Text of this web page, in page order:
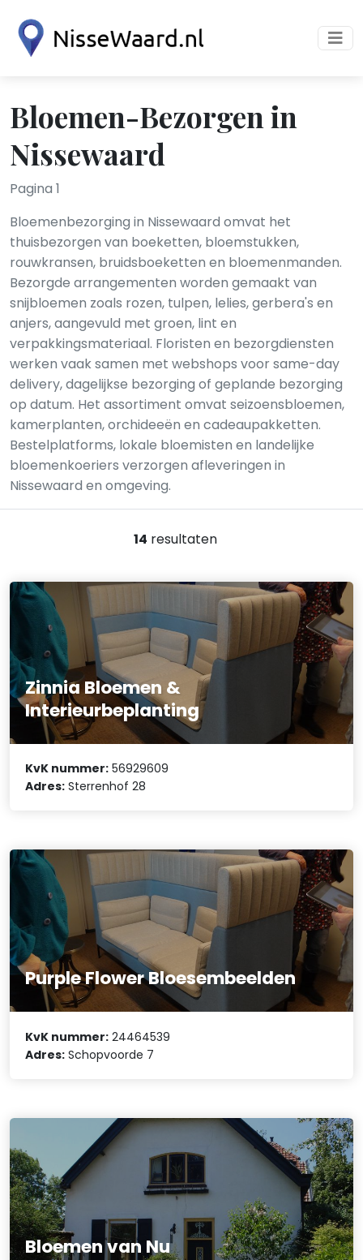
Bloemen-Bezorgen in
Nissewaard
Pagina 1
Bloemenbezorging in Nissewaard omvat het
thuisbezorgen van boeketten, bloemstukken,
rouwkransen, bruidsboeketten en bloemenmanden.
Bezorgde arrangementen worden gemaakt van
snijbloemen zoals rozen, tulpen, lelies, gerbera's en
anjers, aangevuld met groen, lint en
verpakkingsmateriaal. Floristen en bezorgdiensten
werken vaak samen met webshops voor same-day
delivery, dagelijkse bezorging of geplande bezorging
op datum. Het assortiment omvat seizoensbloemen,
kamerplanten, orchideeën en cadeaupakketten.
Bestelplatforms, lokale bloemisten en landelijke
bloemenkoeriers verzorgen afleveringen in
Nissewaard en omgeving.
14 resultaten
Zinnia Bloemen &
Interieurbeplanting
KvK nummer: 56929609
Adres: Sterrenhof 28
Purple Flower Bloesembeelden
KvK nummer: 24464539
Adres: Schopvoorde 7
Bloemen van Nu